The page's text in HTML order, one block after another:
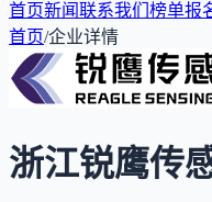
首页新闻联系我们 榜单报
首页/企业详情
浙江锐鹰传